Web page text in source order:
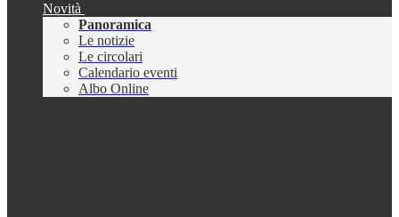
Novità
Panoramica
Le notizie
Le circolari
Calendario eventi
Albo Online